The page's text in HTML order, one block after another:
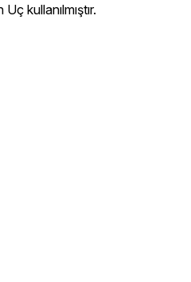
kullanılmıştır.